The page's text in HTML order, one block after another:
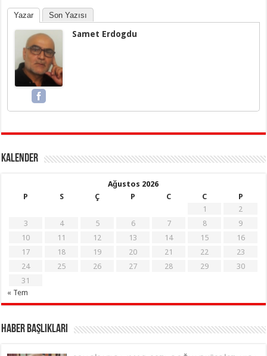
Yazar Son Yazısı
Samet Erdogdu
KALENDER
Ağustos 2026
P
S Ç P C C
P
1
2
3
4 5 6 7 8
9
10
11 12 13 14 15
16
17
18 19 20 21 22
23
24
25 26 27 28 29
30
31
« Tem
Haber Başlıkları